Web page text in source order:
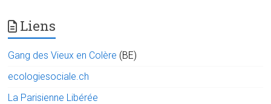
Liens
Gang des Vieux en Colère (BE)
ecologiesociale.ch
La Parisienne Libérée